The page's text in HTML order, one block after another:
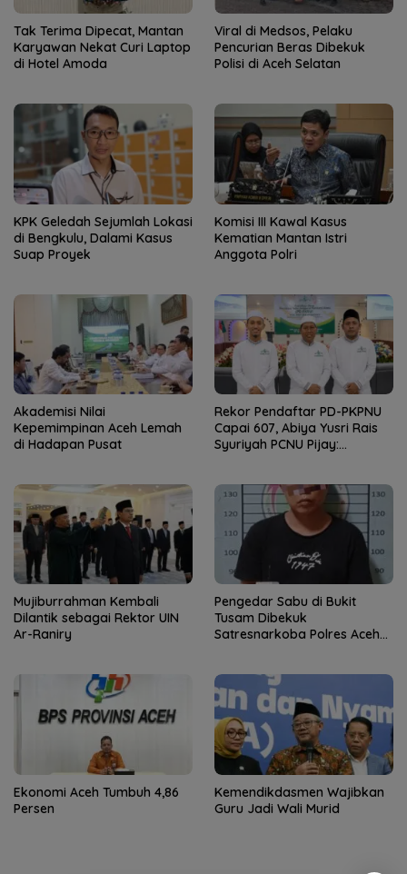
Tak Terima Dipecat, Mantan
Karyawan Nekat Curi Laptop
di Hotel Amoda
Viral di Medsos, Pelaku
Pencurian Beras Dibekuk
Polisi di Aceh Selatan
KPK Geledah Sejumlah Lokasi
di Bengkulu, Dalami Kasus
Suap Proyek
Komisi III Kawal Kasus
Kematian Mantan Istri
Anggota Polri
Akademisi Nilai
Kepemimpinan Aceh Lemah
di Hadapan Pusat
Rekor Pendaftar PD-PKPNU
Capai 607, Abiya Yusri Rais
Syuriyah PCNU Pijay:
Mujiburrahman Kembali
Dilantik sebagai Rektor UIN
Ar-Raniry
Pengedar Sabu di Bukit
Tusam Dibekuk
Satresnarkoba Polres Aceh
Ekonomi Aceh Tumbuh 4,86
Persen
Kemendikdasmen Wajibkan
Guru Jadi Wali Murid